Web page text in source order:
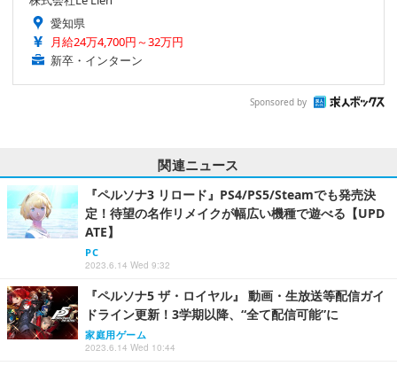
愛知県
月給24万4,700円～32万円
新卒・インターン
Sponsored by
関連ニュース
『ペルソナ3 リロード』PS4/PS5/Steamでも発売決
定！待望の名作リメイクが幅広い機種で遊べる【UPD
ATE】
PC
2023.6.14 Wed 9:32
『ペルソナ5 ザ・ロイヤル』 動画・生放送等配信ガイ
ドライン更新！3学期以降、“全て配信可能”に
家庭用ゲーム
2023.6.14 Wed 10:44